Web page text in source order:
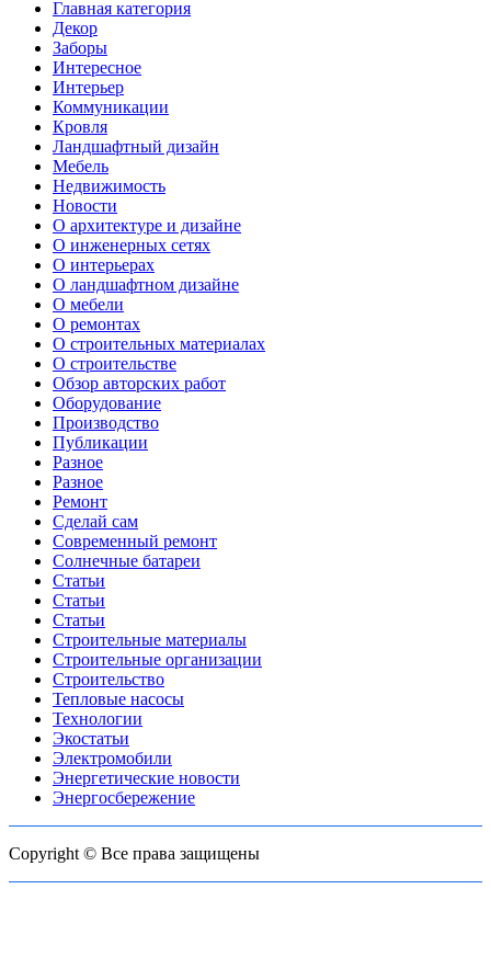
Главная категория
Декор
Заборы
Интересное
Интерьер
Коммуникации
Кровля
Ландшафтный дизайн
Мебель
Недвижимость
Новости
О архитектуре и дизайне
О инженерных сетях
О интерьерах
О ландшафтном дизайне
О мебели
О ремонтах
О строительных материалах
О строительстве
Обзор авторских работ
Оборудование
Производство
Публикации
Разное
Разное
Ремонт
Сделай сам
Современный ремонт
Солнечные батареи
Статьи
Статьи
Статьи
Строительные материалы
Строительные организации
Строительство
Тепловые насосы
Технологии
Экостатьи
Электромобили
Энергетические новости
Энергосбережение
Copyright © Все права защищены